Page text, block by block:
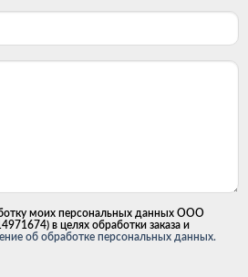
моих персональных данных ООО
в целях обработки заказа и
об обработке персональных данных.